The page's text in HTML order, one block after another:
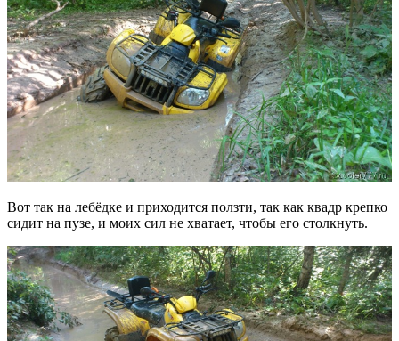
Вот так на лебёдке и приходится ползти, так как квадр крепко
сидит на пузе, и моих сил не хватает, чтобы его столкнуть.